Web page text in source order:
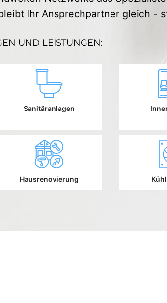
Ihr Ansprechpartner gleich -
UND LEISTUNGEN:
Sanitäranlagen
Hausrenovierung